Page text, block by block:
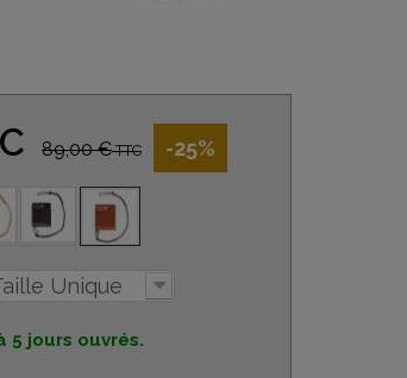
89,00 €TTC -25%
Unique
5 jours ouvrés.